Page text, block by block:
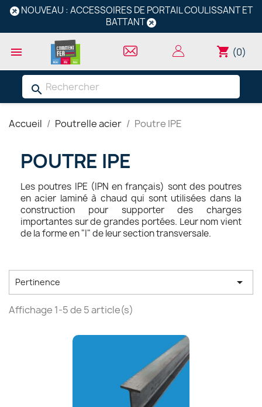
NOUVEAU : ACCESSOIRES DE PORTAIL COULISSANT ET
BATTANT
 shopping_cart (0)
search
Accueil Poutrelle acier Poutre IPE
POUTRE IPE
Les poutres IPE (IPN en français) sont des poutres
en acier laminé à chaud qui sont utilisées dans la
construction pour supporter des charges
importantes sur de grandes portées. Leur nom vient
de la forme en "I" de leur section transversale.
Pertinence 
Affichage 1-5 de 5 article(s)